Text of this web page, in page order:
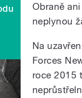
Obraně
neplynou
Na
Forces
roce 2015